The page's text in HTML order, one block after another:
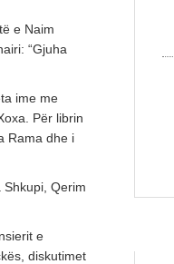
e Naim
“Gjuha
ime me
Për librin
Rama dhe i
Qerim
e
diskutimet